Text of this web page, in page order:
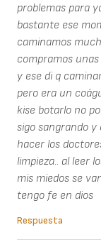
problemas para
bastante ese
caminamos
compramos
y ese di q
pero era un
kise botarlo no
sigo sangrando y
hacer los
limpieza.. al leer
mis miedos se
tengo fe en dios
Respuesta